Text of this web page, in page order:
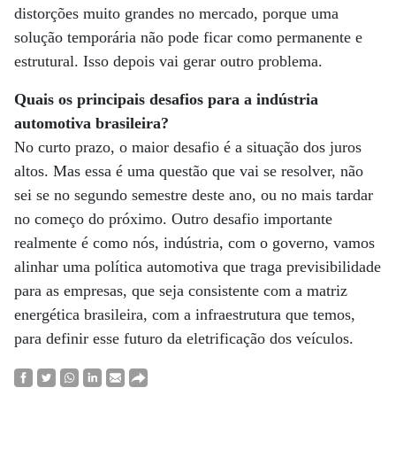
distorções muito grandes no mercado, porque uma
solução temporária não pode ficar como permanente e
estrutural. Isso depois vai gerar outro problema.
Quais os principais desafios para a indústria
automotiva brasileira?
No curto prazo, o maior desafio é a situação dos juros
altos. Mas essa é uma questão que vai se resolver, não
sei se no segundo semestre deste ano, ou no mais tardar
no começo do próximo. Outro desafio importante
realmente é como nós, indústria, com o governo, vamos
alinhar uma política automotiva que traga previsibilidade
para as empresas, que seja consistente com a matriz
energética brasileira, com a infraestrutura que temos,
para definir esse futuro da eletrificação dos veículos.